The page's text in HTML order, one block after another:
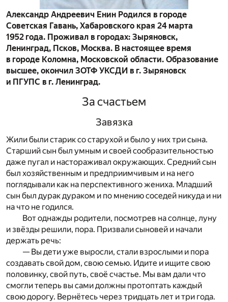
Александр Андреевич Енин Родился в городе
Советская Гавань, Хабаровского края 24 марта
1952 года. Проживал в городах: Зыряновск,
Ленинград, Псков, Москва. В настоящее время
в городе Коломна, Московской области. Образование
высшее, окончил ЗОТФ УКСДИ в г. Зыряновск
и ПГУПС в г. Ленинград.
За счастьем
Завязка
Жили были старик со старухой и было у них три сына.
Старший сын был умным и своей сообразительностью
даже пугал и настораживал окружающих. Средний сын
был хозяйственным и предприимчивым и на него
поглядывали как на перспективного жениха. Младший
сын был дурак дураком и по мнению соседей никуда и ни
на что не годился.
Вот однажды родители, посмотрев на солнце, луну
и звёзды решили, пора. Призвали сыновей и начали
держать речь:
— Вы дети уже выросли, стали взрослыми и пора
создавать свой дом, свою семью. Идите и ищите свою
половинку, свой путь, своё счастье. Мы вам дали что
смогли теперь вы сами должны протоптать каждый
свою дорогу. Вернётесь через тридцать лет и три года.